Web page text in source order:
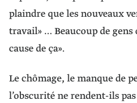
plaindre que les nouveaux
travail» … Beaucoup de
cause de ça».
Le chômage, le manque de
l’obscurité ne rendent-ils